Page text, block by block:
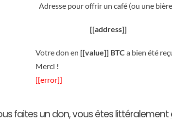
Adresse pour offrir un café (ou une
[[address]]
Votre don en [[value]] BTC a bien été
Merci !
[[error]]
faites un don, vous êtes littéralement